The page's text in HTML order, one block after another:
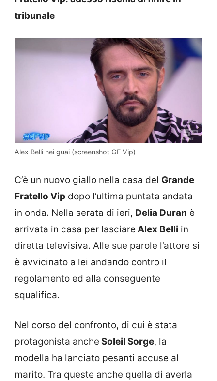
tribunale
Alex Belli nei guai (screenshot GF Vip)
C’è un nuovo giallo nella casa del Grande
Fratello Vip dopo l’ultima puntata andata
in onda. Nella serata di ieri, Delia Duran è
arrivata in casa per lasciare Alex Belli in
diretta televisiva. Alle sue parole l’attore si
è avvicinato a lei andando contro il
regolamento ed alla conseguente
squalifica.
Nel corso del confronto, di cui è stata
protagonista anche Soleil Sorge, la
modella ha lanciato pesanti accuse al
marito. Tra queste anche quella di averla